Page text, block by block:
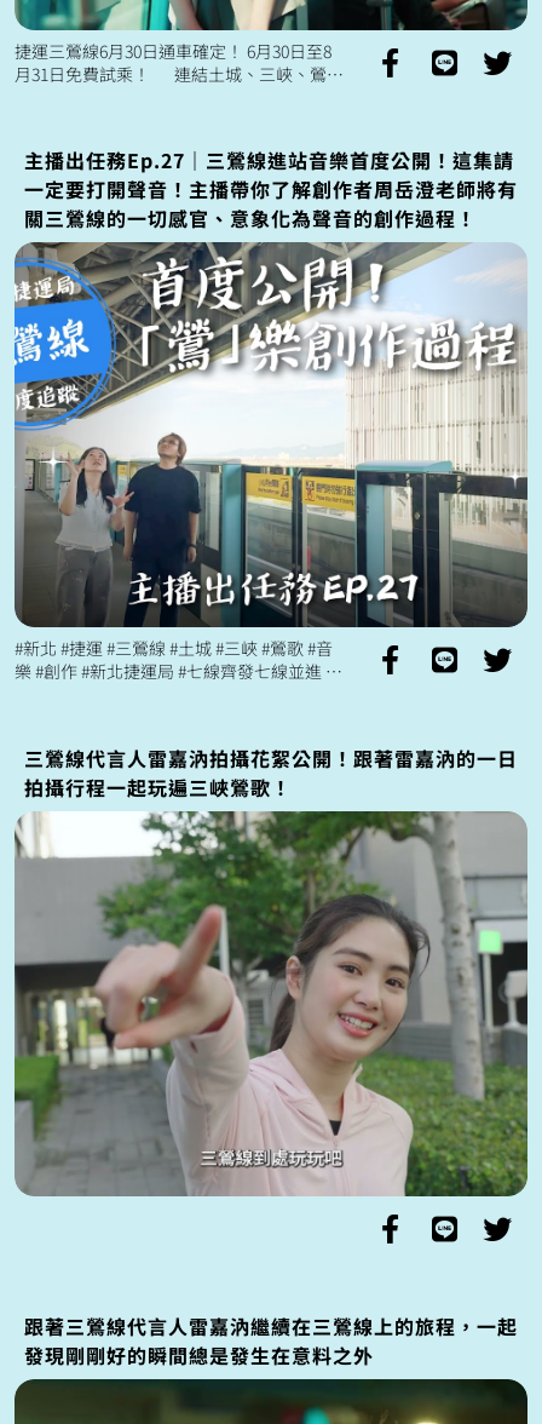
捷運三鶯線6月30日通車確定！ 6月30日至8
月31日免費試乘！ 連結土城、三峽、鶯歌
主播出任務Ep.27｜三鶯線進站音樂首度公開！這集請
一定要打開聲音！主播帶你了解創作者周岳澄老師將有
關三鶯線的一切感官、意象化為聲音的創作過程！
#新北 #捷運 #三鶯線 #土城 #三峽 #鶯歌 #音
樂 #創作 #新北捷運局 #七線齊發七線並進
三鶯線代言人雷嘉汭拍攝花絮公開！跟著雷嘉汭的一日
拍攝行程一起玩遍三峽鶯歌！
跟著三鶯線代言人雷嘉汭繼續在三鶯線上的旅程，一起
發現剛剛好的瞬間總是發生在意料之外